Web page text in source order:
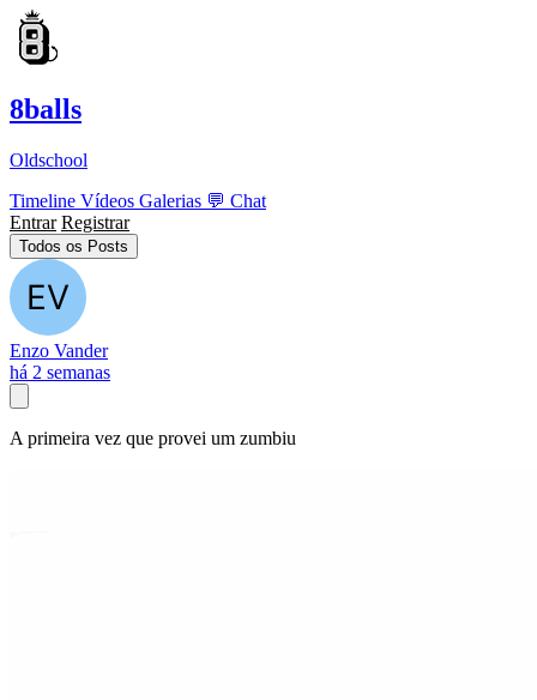
8balls
Oldschool
Timeline Vídeos Galerias 💬 Chat
Entrar Registrar
Todos os Posts
Enzo Vander
há 2 semanas
A primeira vez que provei um zumbiu